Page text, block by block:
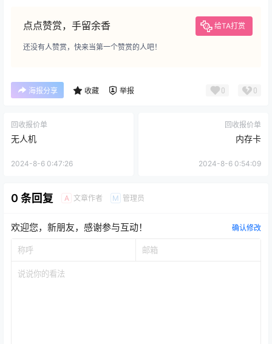
点点赞赏，手留余香 给TA打赏
还没有人赞赏，快来当第一个赞赏的人吧！
海报分享 收藏 举报 0 0
回收报价单
无人机
2024-8-6 0:47:26
回收报价单
内存卡
2024-8-6 0:54:09
0 条回复 A 文章作者 M 管理员
欢迎您，新朋友，感谢参与互动！ 确认修改